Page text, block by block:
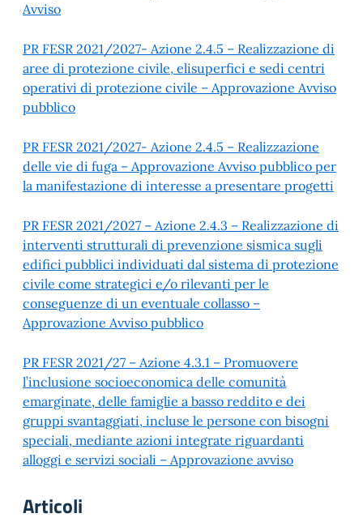
Avviso
PR FESR 2021/2027- Azione 2.4.5 – Realizzazione di
aree di protezione civile, elisuperfici e sedi centri
operativi di protezione civile – Approvazione Avviso
pubblico
PR FESR 2021/2027- Azione 2.4.5 – Realizzazione
delle vie di fuga – Approvazione Avviso pubblico per
la manifestazione di interesse a presentare progetti
PR FESR 2021/2027 – Azione 2.4.3 – Realizzazione di
interventi strutturali di prevenzione sismica sugli
edifici pubblici individuati dal sistema di protezione
civile come strategici e/o rilevanti per le
conseguenze di un eventuale collasso –
Approvazione Avviso pubblico
PR FESR 2021/27 – Azione 4.3.1 – Promuovere
l’inclusione socioeconomica delle comunità
emarginate, delle famiglie a basso reddito e dei
gruppi svantaggiati, incluse le persone con bisogni
speciali, mediante azioni integrate riguardanti
alloggi e servizi sociali – Approvazione avviso
Articoli